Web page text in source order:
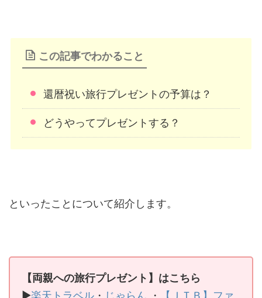
この記事でわかること
還暦祝い旅行プレゼントの予算は？
どうやってプレゼントする？
といったことについて紹介します。
【両親への旅行プレゼント】はこちら
▶楽天トラベル ・ じゃらん ・
【ＪＴＢ】ファ